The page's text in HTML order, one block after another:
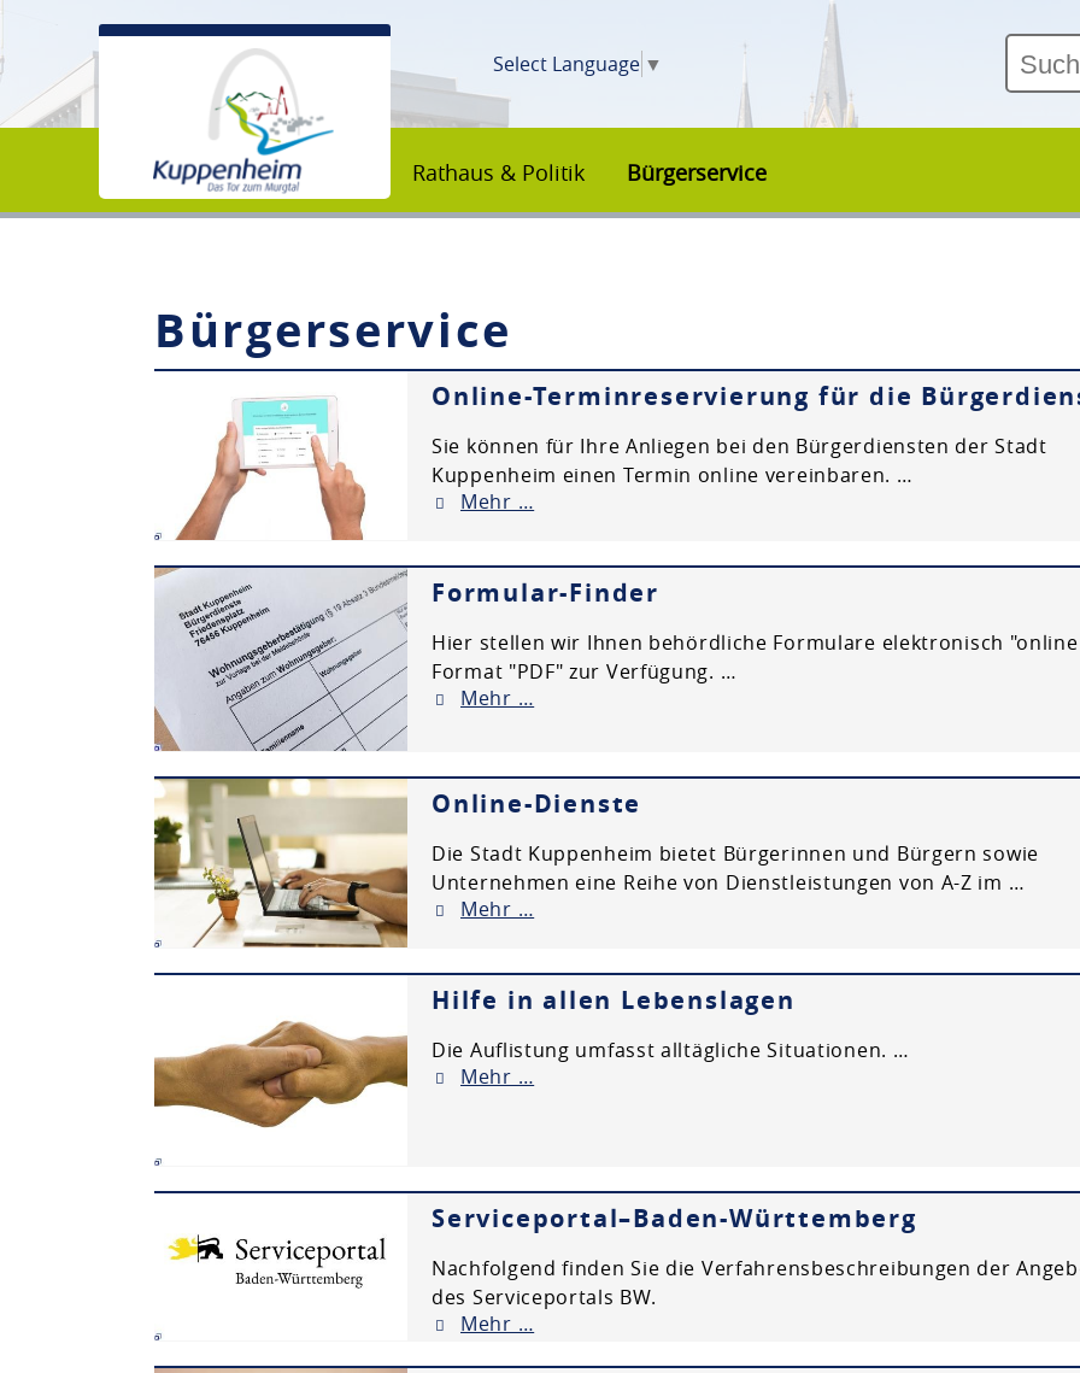
Select Language ▼
Rathaus & Politik Bürgerservice
Unsere Stadt
Bildung & Erziehung
Planen & Bauen
Freizeit & Leben
Bürgerservice
Online-Terminreservierung für die
Sie können für Ihre Anliegen bei den Bürgerdiensten der Stadt
Kuppenheim einen Termin online vereinbaren. …
Mehr …
Formular-Finder
Hier stellen wir Ihnen behördliche Formulare elektronisch
Format "PDF" zur Verfügung. …
Mehr …
Online-Dienste
Die Stadt Kuppenheim bietet Bürgerinnen und Bürgern sowie
Unternehmen eine Reihe von Dienstleistungen von A-Z im …
Mehr …
Hilfe in allen Lebenslagen
Die Auflistung umfasst alltägliche Situationen. …
Mehr …
Serviceportal–Baden-Württemberg
Nachfolgend finden Sie die Verfahrensbeschreibungen der
des Serviceportals BW.
Mehr …